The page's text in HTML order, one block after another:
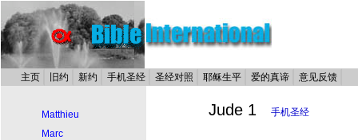
主页 旧约 新约 手机圣经 圣经对照 耶稣生平 爱的真谛 意见反馈
Matthieu
Marc
Jude 1 手机圣经